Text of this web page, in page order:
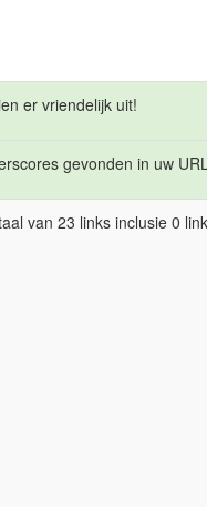
er vriendelijk uit!
gevonden in uw
van 23 links inclusie 0